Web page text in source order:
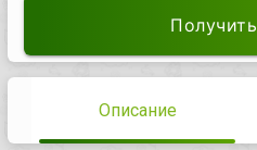
Описание